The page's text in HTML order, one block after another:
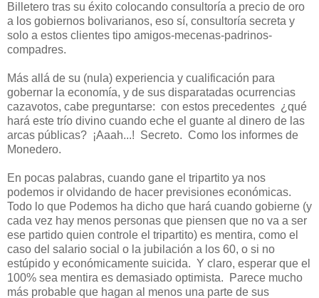
Billetero tras su éxito colocando consultoría a precio de oro
a los gobiernos bolivarianos, eso sí, consultoría secreta y
solo a estos clientes tipo amigos-mecenas-padrinos-
compadres.
Más allá de su (nula) experiencia y cualificación para
gobernar la economía, y de sus disparatadas ocurrencias
cazavotos, cabe preguntarse: con estos precedentes ¿qué
hará este trío divino cuando eche el guante al dinero de las
arcas públicas? ¡Aaah...! Secreto. Como los informes de
Monedero.
En pocas palabras, cuando gane el tripartito ya nos
podemos ir olvidando de hacer previsiones económicas.
Todo lo que Podemos ha dicho que hará cuando gobierne (y
cada vez hay menos personas que piensen que no va a ser
ese partido quien controle el tripartito) es mentira, como el
caso del salario social o la jubilación a los 60, o si no
estúpido y económicamente suicida. Y claro, esperar que el
100% sea mentira es demasiado optimista. Parece mucho
más probable que hagan al menos una parte de sus